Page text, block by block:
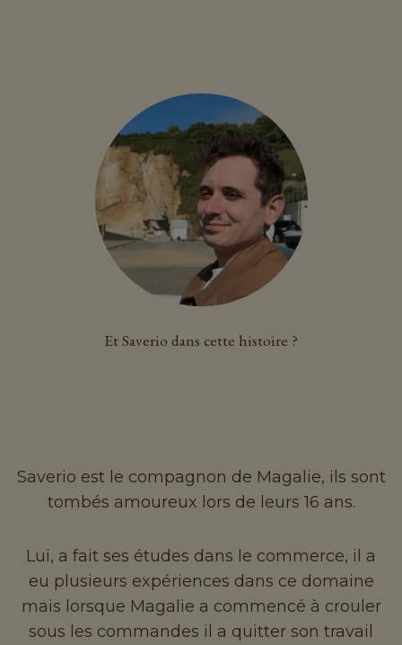
Et Saverio dans cette histoire ?
Saverio est le compagnon de Magalie, ils sont
tombés amoureux lors de leurs 16 ans.
Lui, a fait ses études dans le commerce, il a
eu plusieurs expériences dans ce domaine
mais lorsque Magalie a commencé à crouler
sous les commandes il a quitter son travail